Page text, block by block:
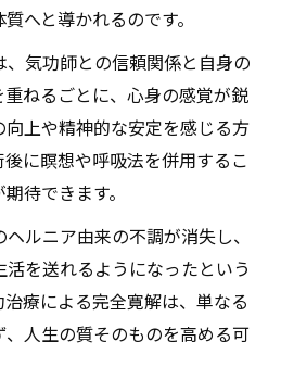
療法で活性化するクンダリ
寛解に導く理由
療法でのチャクラ活性化で
癒の実例
ヒーリングと心身統合の実
支える寛解へのプロセス
へと導かれるのです。
気功師との信頼関係と自身の
ねるごとに、心身の感覚が鋭
上や精神的な安定を感じる方
に瞑想や呼吸法を併用するこ
待できます。
ルニア由来の不調が消失し、
を送れるようになったという
療による完全寛解は、単なる
人生の質そのものを高める可